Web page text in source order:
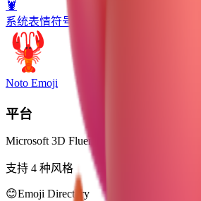
🦞
系统表情符号
Noto Emoji
平台
Microsoft 3D Fluent Emoji
支持 4 种风格
😊Emoji Directory